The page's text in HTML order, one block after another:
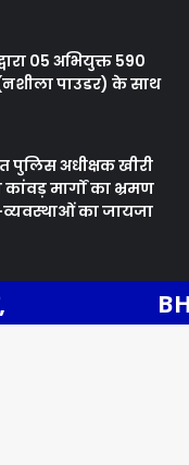
05 अभियुक्त 590
पाउडर) के साथ
पुलिस अधीक्षक खीरी
मार्गों का भ्रमण
व्यवस्थाओं का जायजा
Telegram
BHIWADI